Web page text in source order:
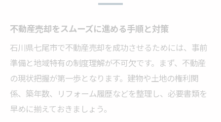
不動産売却をスムーズに進める手順と対策
石川県七尾市で不動産売却を成功させるためには、事前
準備と地域特有の制度理解が不可欠です。まず、不動産
の現状把握が第一歩となります。建物や土地の権利関
係、築年数、リフォーム履歴などを整理し、必要書類を
早めに揃えておきましょう。